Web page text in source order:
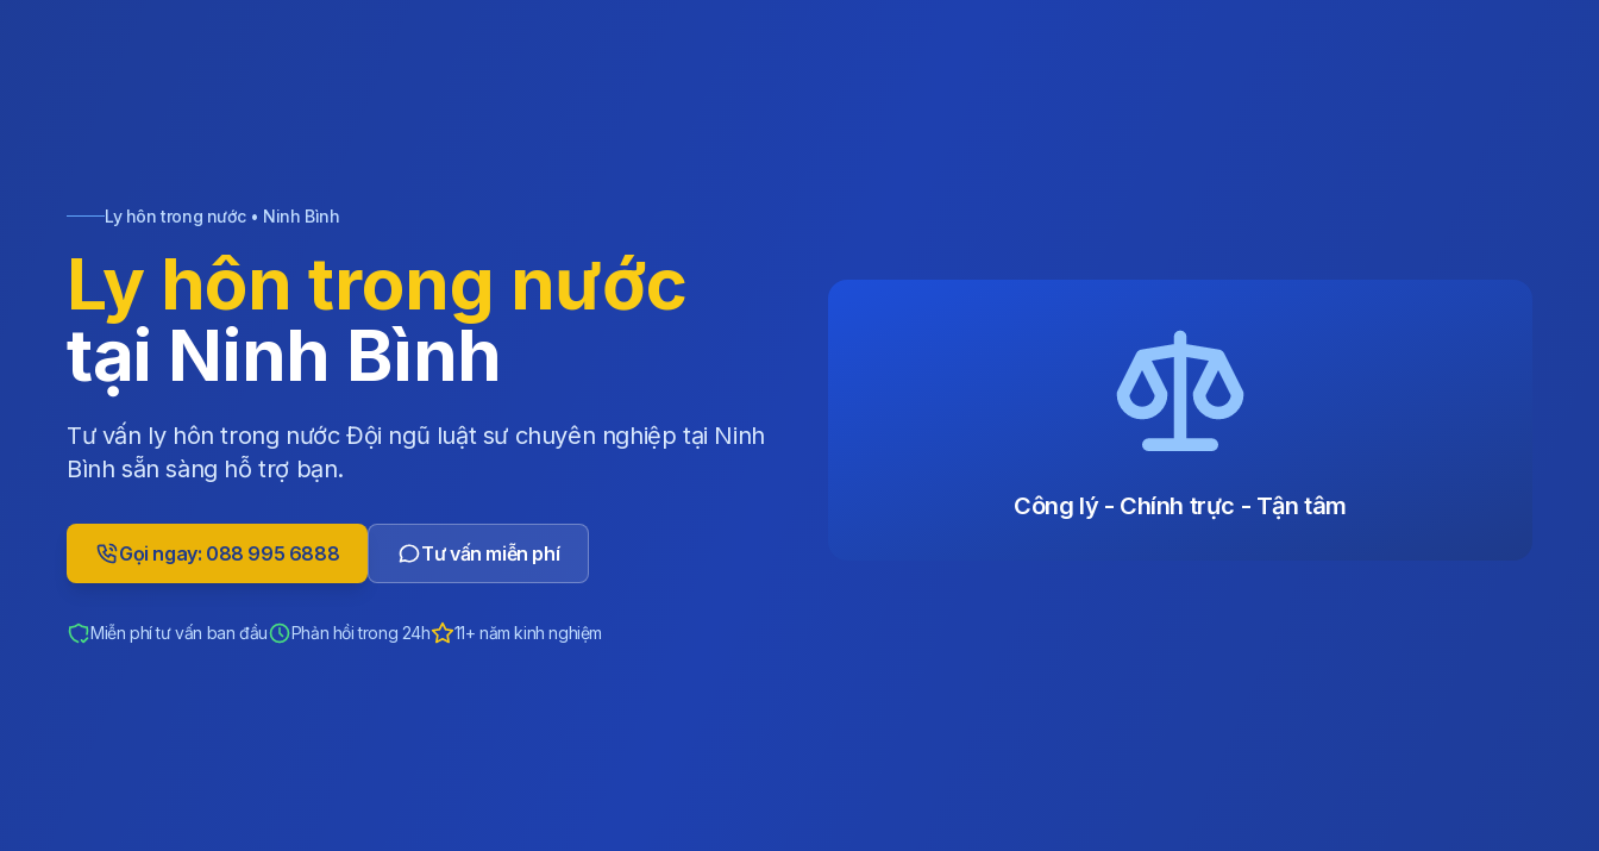
Ly hôn trong nước • Ninh Bình
Ly hôn trong nước
tại Ninh Bình
Tư vấn ly hôn trong nước Đội ngũ luật sư chuyên nghiệp tại Ninh
Bình sẵn sàng hỗ trợ bạn.
Gọi ngay: 088 995 6888 Tư vấn miễn phí
Miễn phí tư vấn ban đầu Phản hồi trong 24h 11+ năm kinh nghiệm
Công lý - Chính trực - Tận tâm